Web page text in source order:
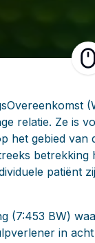
relatie. Ze is
het gebied
patiënt
(7:453 BW)
in